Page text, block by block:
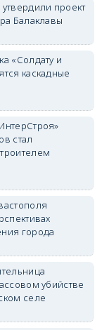
проект
Балаклавы
«Солдату и
каскадные
стал
города
убийстве
селе